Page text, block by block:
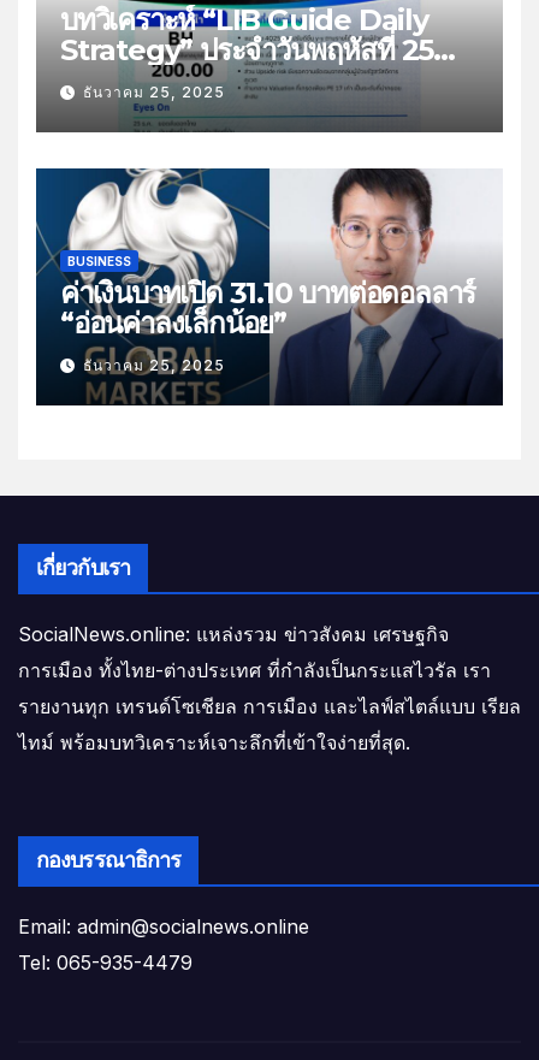
บทวิเคราะห์ “LIB Guide Daily
Strategy” ประจำวันพฤหัสที่ 25
ธันวาคม 2568 หัวข้อ “ติดตามยอด
ส่งออกไทย”
ธันวาคม 25, 2025
BUSINESS
ค่าเงินบาทเปิด 31.10 บาทต่อดอลลาร์
“อ่อนค่าลงเล็กน้อย”
ธันวาคม 25, 2025
เกี่ยวกับเรา
SocialNews.online: แหล่งรวม ข่าวสังคม เศรษฐกิจ
การเมือง ทั้งไทย-ต่างประเทศ ที่กำลังเป็นกระแสไวรัล เรา
รายงานทุก เทรนด์โซเชียล การเมือง และไลฟ์สไตล์แบบ เรียล
ไทม์ พร้อมบทวิเคราะห์เจาะลึกที่เข้าใจง่ายที่สุด.
กองบรรณาธิการ
Email: admin@socialnews.online
Tel: 065-935-4479